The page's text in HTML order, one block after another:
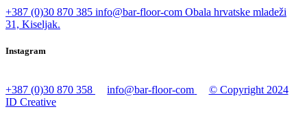
+387 (0)30 870 385 info@bar-floor-com Obala hrvatske mladeži
31, Kiseljak.
Instagram
+387 (0)30 870 358 info@bar-floor-com
© Copyright 2024
ID Creative